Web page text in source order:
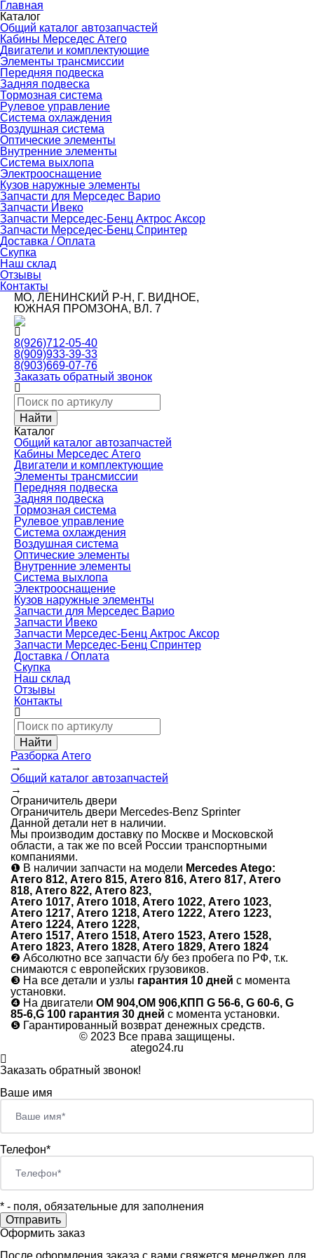
Главная
Каталог
Общий каталог автозапчастей
Кабины Мерседес Атего
Двигатели и комплектующие
Элементы трансмиссии
Передняя подвеска
Задняя подвеска
Тормозная сиcтема
Рулевое управление
Система охлаждения
Воздушная система
Оптические элементы
Внутренние элементы
Система выхлопа
Электрооснащение
Кузов наружные элементы
Запчасти для Мерседес Варио
Запчасти Ивеко
Запчасти Мерседес-Бенц Актрос Аксор
Запчасти Мерседес-Бенц Спринтер
Доставка / Оплата
Скупка
Наш склад
Отзывы
Контакты
МО, ЛЕНИНСКИЙ Р-Н, Г. ВИДНОЕ,
ЮЖНАЯ ПРОМЗОНА, ВЛ. 7
8(926)712-05-40
8(909)933-39-33
8(903)669-07-76
Заказать обратный звонок
Каталог
Общий каталог автозапчастей
Кабины Мерседес Атего
Двигатели и комплектующие
Элементы трансмиссии
Передняя подвеска
Задняя подвеска
Тормозная сиcтема
Рулевое управление
Система охлаждения
Воздушная система
Оптические элементы
Внутренние элементы
Система выхлопа
Электрооснащение
Кузов наружные элементы
Запчасти для Мерседес Варио
Запчасти Ивеко
Запчасти Мерседес-Бенц Актрос Аксор
Запчасти Мерседес-Бенц Спринтер
Доставка / Оплата
Скупка
Наш склад
Отзывы
Контакты
Разборка Атего
→
Общий каталог автозапчастей
→
Ограничитель двери
Ограничитель двери Mercedes-Benz Sprinter
Данной детали нет в наличии.
Мы производим доставку по Москве и Московской
области, а так же по всей России транспортными
компаниями.
❶ В наличии запчасти на модели Mercedes Atego:
Атего 812, Атего 815, Атего 816, Атего 817, Атего
818, Атего 822, Атего 823,
Атего 1017, Атего 1018, Атего 1022, Атего 1023,
Атего 1217, Атего 1218, Атего 1222, Атего 1223,
Атего 1224, Атего 1228,
Атего 1517, Атего 1518, Атего 1523, Атего 1528,
Атего 1823, Атего 1828, Атего 1829, Атего 1824
❷ Абсолютно все запчасти б/у без пробега по РФ, т.к.
снимаются с европейских грузовиков.
❸ На все детали и узлы гарантия 10 дней с момента
установки.
❹ На двигатели ОМ 904,ОМ 906,КПП G 56-6, G 60-6, G
85-6,G 100 гарантия 30 дней с момента установки.
❺ Гарантированный возврат денежных средств.
© 2023 Все права защищены.
atego24.ru
Заказать обратный звонок!
Ваше имя
Телефон*
* - поля, обязательные для заполнения
Оформить заказ
После оформления заказа с вами свяжется менеджер для